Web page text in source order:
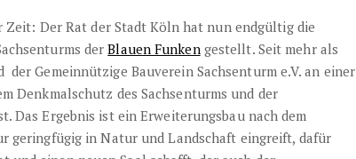
Der Rat der Stadt Köln hat nun endgültig die
derBlauen Funkengestellt. Seit mehr als
Gemeinnützige Bauverein Sachsenturm e.V. an einer
Denkmalschutz des Sachsenturms und der
Das Ergebnis ist ein Erweiterungsbau nach dem
geringfügig in Natur und Landschaft eingreift, dafür